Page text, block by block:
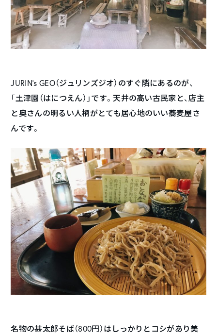
JURIN’s GEO（ジュリンズジオ）のすぐ隣にあるのが、
「土津園（はにつえん）」です。天井の高い古民家と、店主
と奥さんの明るい人柄がとても居心地のいい蕎麦屋さ
んです。
名物の甚太郎そば（800円）はしっかりとコシがあり美